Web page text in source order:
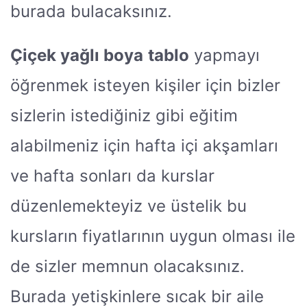
burada bulacaksınız.
Çiçek yağlı boya tablo yapmayı
öğrenmek isteyen kişiler için bizler
sizlerin istediğiniz gibi eğitim
alabilmeniz için hafta içi akşamları
ve hafta sonları da kurslar
düzenlemekteyiz ve üstelik bu
kursların fiyatlarının uygun olması ile
de sizler memnun olacaksınız.
Burada yetişkinlere sıcak bir aile